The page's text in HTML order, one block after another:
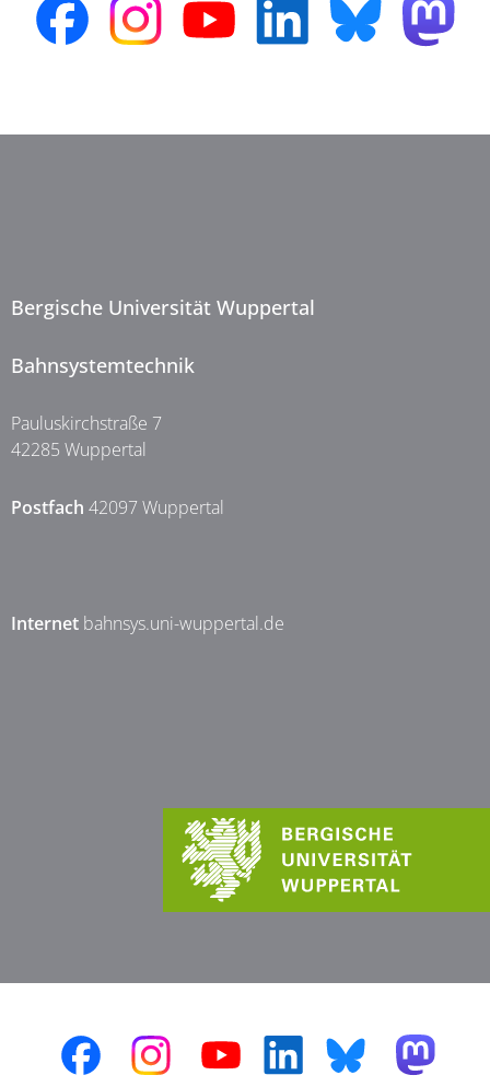
Bergische Universität Wuppertal
Bahnsystemtechnik
Pauluskirchstraße 7
42285 Wuppertal
Postfach 42097 Wuppertal
Internet bahnsys.uni-wuppertal.de